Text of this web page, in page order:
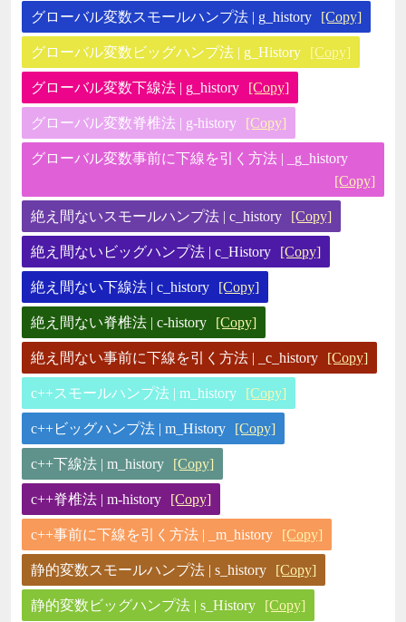
グローバル変数スモールハンプ法 | g_history [Copy]
グローバル変数ビッグハンプ法 | g_History [Copy]
グローバル変数下線法 | g_history [Copy]
グローバル変数脊椎法 | g-history [Copy]
グローバル変数事前に下線を引く方法 | _g_history
[Copy]
絶え間ないスモールハンプ法 | c_history [Copy]
絶え間ないビッグハンプ法 | c_History [Copy]
絶え間ない下線法 | c_history [Copy]
絶え間ない脊椎法 | c-history [Copy]
絶え間ない事前に下線を引く方法 | _c_history [Copy]
c++スモールハンプ法 | m_history [Copy]
c++ビッグハンプ法 | m_History [Copy]
c++下線法 | m_history [Copy]
c++脊椎法 | m-history [Copy]
c++事前に下線を引く方法 | _m_history [Copy]
静的変数スモールハンプ法 | s_history [Copy]
静的変数ビッグハンプ法 | s_History [Copy]